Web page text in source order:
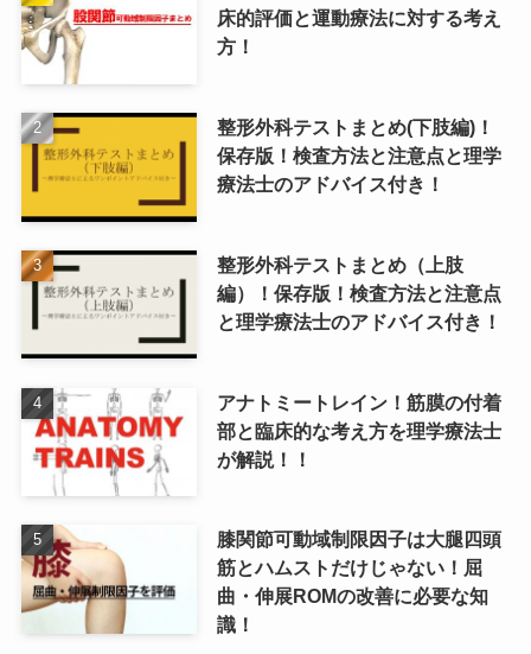
床的評価と運動療法に対する考え
方！
整形外科テストまとめ(下肢編)！
保存版！検査方法と注意点と理学
療法士のアドバイス付き！
整形外科テストまとめ（上肢
編）！保存版！検査方法と注意点
と理学療法士のアドバイス付き！
アナトミートレイン！筋膜の付着
部と臨床的な考え方を理学療法士
が解説！！
膝関節可動域制限因子は大腿四頭
筋とハムストだけじゃない！屈
曲・伸展ROMの改善に必要な知
識！